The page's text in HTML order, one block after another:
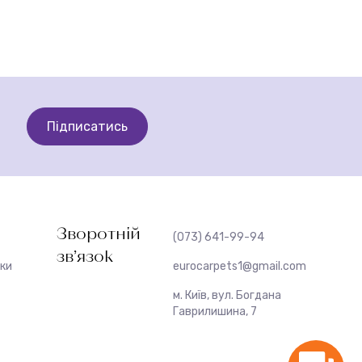
Підписатись
Зворотній
зв’язок
(073) 641-99-94
eurocarpets1@gmail.com
м. Київ, вул. Богдана
Гаврилишина, 7